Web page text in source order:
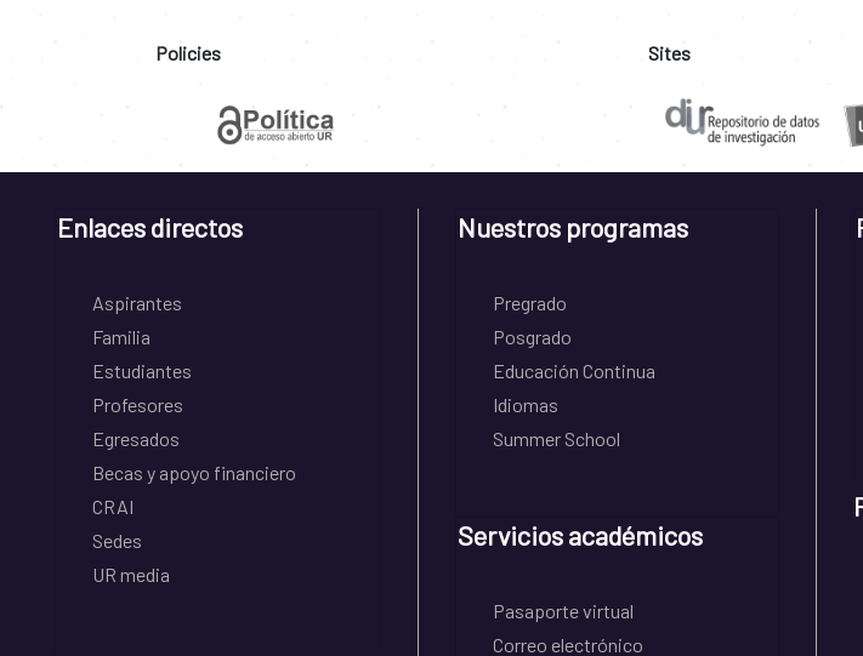
Policies Sites
Enlaces directos
Aspirantes
Familia
Estudiantes
Profesores
Egresados
Becas y apoyo financiero
CRAI
Sedes
UR media
Nuestros programas
Pregrado
Posgrado
Educación Continua
Idiomas
Summer School
Servicios académicos
Pasaporte virtual
Correo electrónico